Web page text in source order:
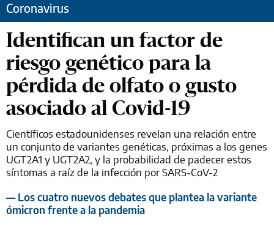
Coronavirus
Identifican un factor de
riesgo genético para la
pérdida de olfato o gusto
asociado al Covid-19
Científicos estadounidenses revelan una relación entre
un conjunto de variantes genéticas, próximas a los genes
UGT2A1 y UGT2A2, y la probabilidad de padecer estos
síntomas a raíz de la infección por SARS-CoV-2
— Los cuatro nuevos debates que plantea la variante
ómicron frente a la pandemia